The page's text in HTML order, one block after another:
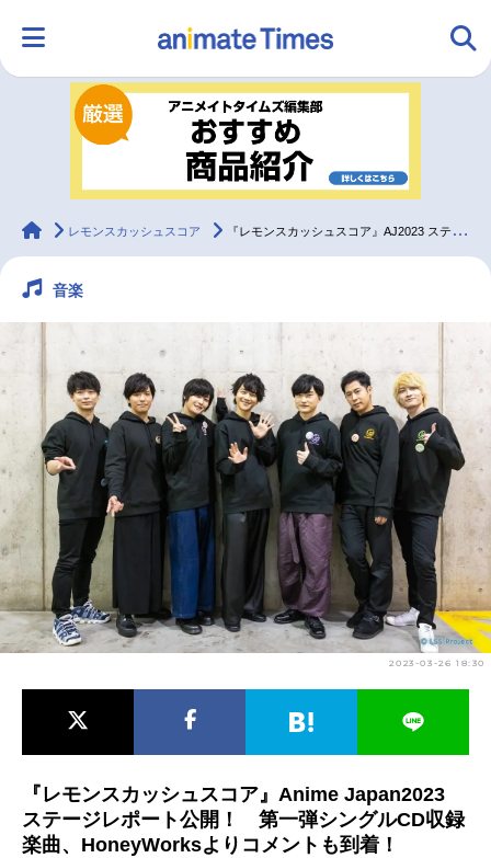
ランキング アニメ
ラジオ
2.5次元 配信・Vtuber トレンド 無料マンガ
最新記事一覧
アニメ記事一覧 声優記事一覧
アニメ映画一覧 実写化映画一覧
今期アニメ曜日別一覧
春アニメ 夏アニメ
男性声優/女性声優一覧
animateTimes
レモンスカッシュスコア 『レモンスカッシュスコア』AJ2023 ステージレポート公開
音楽
2023-03-26 18:30
『レモンスカッシュスコア』Anime Japan2023
ステージレポート公開！ 第一弾シングルCD収録
楽曲、HoneyWorksよりコメントも到着！